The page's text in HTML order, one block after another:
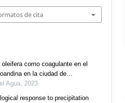
de cita
como coagulante en el
en la ciudad de
Agua, 2023
response to precipitation